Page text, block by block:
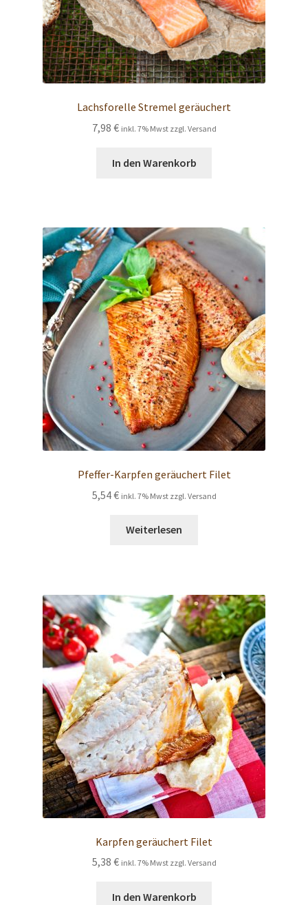
Lachsforelle Stremel geräuchert
7,98 € inkl. 7% Mwst zzgl. Versand
In den Warenkorb
Pfeffer-Karpfen geräuchert Filet
5,54€ inkl. 7% Mwst zzgl. Versand
Weiterlesen
Karpfen geräuchert Filet
5,38 € inkl. 7% Mwst zzgl. Versand
In den Warenkorb